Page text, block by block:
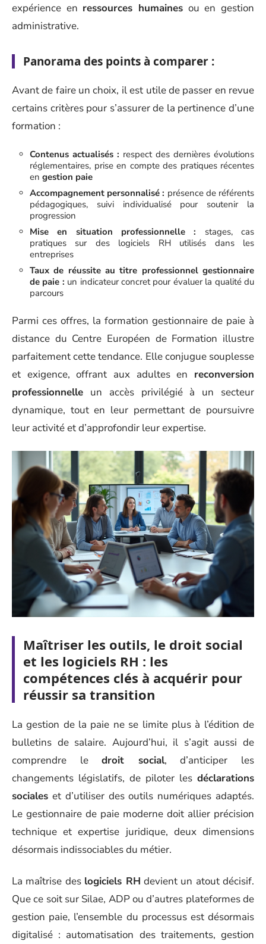
expérience en ressources humaines ou en gestion
administrative.
Panorama des points à comparer :
Avant de faire un choix, il est utile de passer en revue
certains critères pour s’assurer de la pertinence d’une
formation :
Contenus actualisés : respect des dernières évolutions
réglementaires, prise en compte des pratiques récentes
en gestion paie
Accompagnement personnalisé : présence de référents
pédagogiques, suivi individualisé pour soutenir la
progression
Mise en situation professionnelle : stages, cas
pratiques sur des logiciels RH utilisés dans les
entreprises
Taux de réussite au titre professionnel gestionnaire
de paie : un indicateur concret pour évaluer la qualité du
parcours
Parmi ces offres, la formation gestionnaire de paie à
distance du Centre Européen de Formation illustre
parfaitement cette tendance. Elle conjugue souplesse
et exigence, offrant aux adultes en reconversion
professionnelle un accès privilégié à un secteur
dynamique, tout en leur permettant de poursuivre
leur activité et d’approfondir leur expertise.
Maîtriser les outils, le droit social
et les logiciels RH : les
compétences clés à acquérir pour
réussir sa transition
La gestion de la paie ne se limite plus à l’édition de
bulletins de salaire. Aujourd’hui, il s’agit aussi de
comprendre ledroit social, d’anticiper les
changements législatifs, de piloter les déclarations
sociales et d’utiliser des outils numériques adaptés.
Le gestionnaire de paie moderne doit allier précision
technique et expertise juridique, deux dimensions
désormais indissociables du métier.
La maîtrise des logiciels RH devient un atout décisif.
Que ce soit sur Silae, ADP ou d’autres plateformes de
gestion paie, l’ensemble du processus est désormais
digitalisé : automatisation des traitements, gestion